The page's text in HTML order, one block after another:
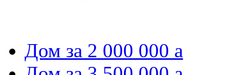
Дом за 2 000 000 a